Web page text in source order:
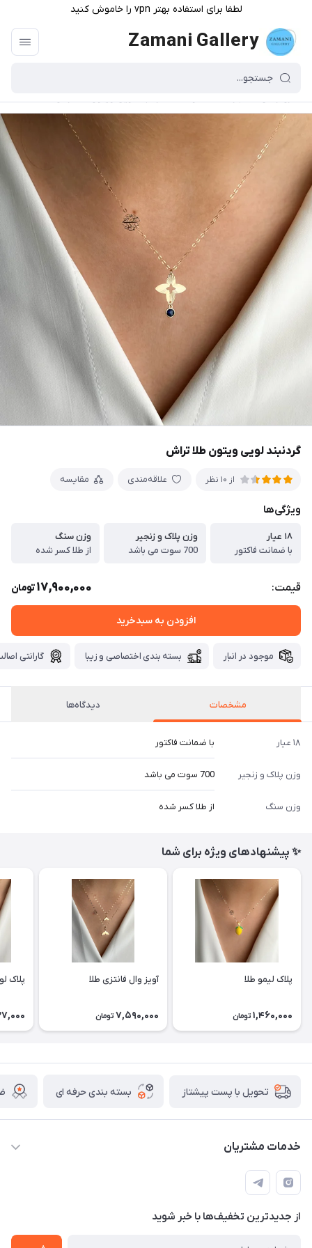
لطفا برای استفاده بهتر vpn را خاموش کنید
Zamani Gallery
گردنبند لویی ویتون طلا تراش
از 10 نظر علاقه‌مندی مقایسه
ویژگی‌ها
۱۸ عیار
با ضمانت فاکتور
وزن پلاک و زنجیر
700 سوت می باشد
وزن سنگ
از طلا کسر شده
قیمت: 17,900,000تومان
افزودن به سبدخرید
موجود در انبار بسته بندی اختصاصی و زیبا گارانتی
مشخصات دیدگاه‌ها
۱۸ عیار با ضمانت فاکتور
وزن پلاک و زنجیر 700 سوت می باشد
وزن سنگ از طلا کسر شده
✨ پیشنهادهای ویژه برای شما
پلاک لیمو طلا
1,460,000 تومان
آویز وال فانتزی طلا
7,590,000 تومان
پلاک
تحویل با پست پیشتاز بسته بندی حرفه ای
خدمات مشتریان
قوانین
تماس با ما
سوالات متداول و پر تکرار
از جدید‌ترین تخفیف‌ها با‌ خبر شوید